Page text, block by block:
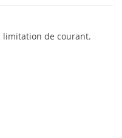
limitation de courant.